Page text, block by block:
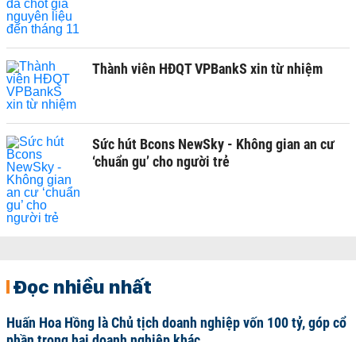
Thành viên HĐQT VPBankS xin từ nhiệm
Sức hút Bcons NewSky - Không gian an cư
‘chuẩn gu’ cho người trẻ
Đọc nhiều nhất
Huấn Hoa Hồng là Chủ tịch doanh nghiệp vốn 100 tỷ, góp cổ